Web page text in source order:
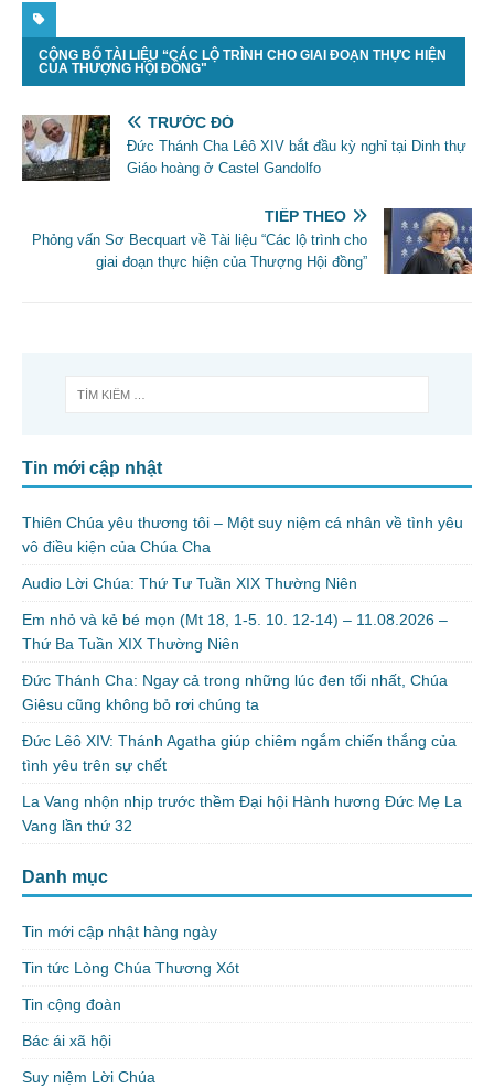
CÔNG BỐ TÀI LIỆU “CÁC LỘ TRÌNH CHO GIAI ĐOẠN THỰC HIỆN
CỦA THƯỢNG HỘI ĐỒNG"
TRƯỚC ĐÓ
Đức Thánh Cha Lêô XIV bắt đầu kỳ nghỉ tại Dinh thự
Giáo hoàng ở Castel Gandolfo
TIẾP THEO
Phỏng vấn Sơ Becquart về Tài liệu “Các lộ trình cho
giai đoạn thực hiện của Thượng Hội đồng”
Tin mới cập nhật
Thiên Chúa yêu thương tôi – Một suy niệm cá nhân về tình yêu
vô điều kiện của Chúa Cha
Audio Lời Chúa: Thứ Tư Tuần XIX Thường Niên
Em nhỏ và kẻ bé mọn (Mt 18, 1-5. 10. 12-14) – 11.08.2026 –
Thứ Ba Tuần XIX Thường Niên
Đức Thánh Cha: Ngay cả trong những lúc đen tối nhất, Chúa
Giêsu cũng không bỏ rơi chúng ta
Đức Lêô XIV: Thánh Agatha giúp chiêm ngắm chiến thắng của
tình yêu trên sự chết
La Vang nhộn nhịp trước thềm Đại hội Hành hương Đức Mẹ La
Vang lần thứ 32
Danh mục
Tin mới cập nhật hàng ngày
Tin tức Lòng Chúa Thương Xót
Tin cộng đoàn
Bác ái xã hội
Suy niệm Lời Chúa